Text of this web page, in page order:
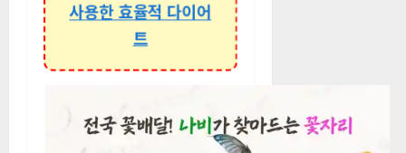
사용한 효율적 다이어
트